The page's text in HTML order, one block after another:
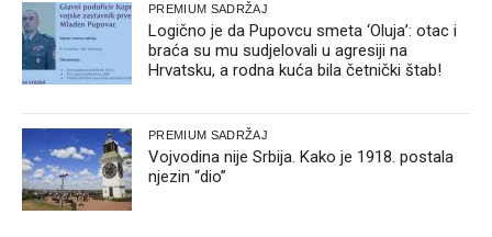
PREMIUM SADRŽAJ
Logično je da Pupovcu smeta ‘Oluja’: otac i
braća su mu sudjelovali u agresiji na
Hrvatsku, a rodna kuća bila četnički štab!
PREMIUM SADRŽAJ
Vojvodina nije Srbija. Kako je 1918. postala
njezin “dio”